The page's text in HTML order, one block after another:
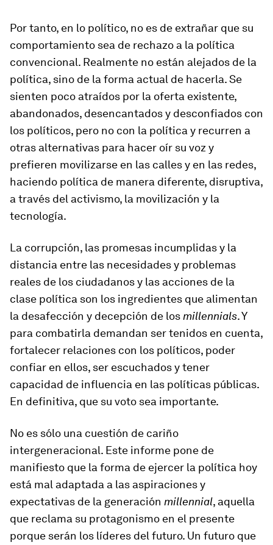
Por tanto, en lo político, no es de extrañar que su
comportamiento sea de rechazo a la política
convencional. Realmente no están alejados de la
política, sino de la forma actual de hacerla. Se
sienten poco atraídos por la oferta existente,
abandonados, desencantados y desconfiados con
los políticos, pero no con la política y recurren a
otras alternativas para hacer oír su voz y
prefieren movilizarse en las calles y en las redes,
haciendo política de manera diferente, disruptiva,
a través del activismo, la movilización y la
tecnología.
La corrupción, las promesas incumplidas y la
distancia entre las necesidades y problemas
reales de los ciudadanos y las acciones de la
clase política son los ingredientes que alimentan
la desafección y decepción de los millennials. Y
para combatirla demandan ser tenidos en cuenta,
fortalecer relaciones con los políticos, poder
confiar en ellos, ser escuchados y tener
capacidad de influencia en las políticas públicas.
En definitiva, que su voto sea importante.
No es sólo una cuestión de cariño
intergeneracional. Este informe pone de
manifiesto que la forma de ejercer la política hoy
está mal adaptada a las aspiraciones y
expectativas de la generación millennial, aquella
que reclama su protagonismo en el presente
porque serán los líderes del futuro. Un futuro que